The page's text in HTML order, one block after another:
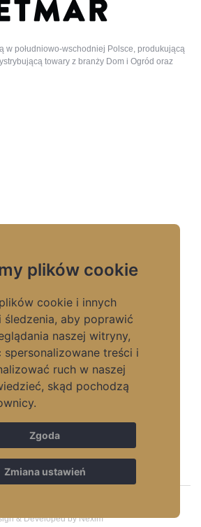
plików cookie
cookie i innych
śledzenia, aby poprawić
naszej witryny,
spersonalizowane treści i
ruch w naszej
skąd pochodzą
Zgoda
Zmiana ustawień
w południowo-wschodniej Polsce, produkującą
towary z branży Dom i Ogród oraz
& Developed by Nexim